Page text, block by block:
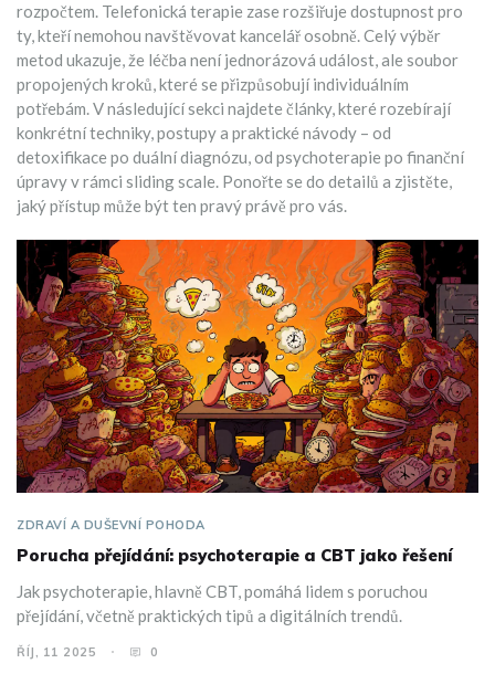
rozpočtem. Telefonická terapie zase rozšiřuje dostupnost pro
ty, kteří nemohou navštěvovat kancelář osobně. Celý výběr
metod ukazuje, že léčba není jednorázová událost, ale soubor
propojených kroků, které se přizpůsobují individuálním
potřebám. V následující sekci najdete články, které rozebírají
konkrétní techniky, postupy a praktické návody – od
detoxifikace po duální diagnózu, od psychoterapie po finanční
úpravy v rámci sliding scale. Ponořte se do detailů a zjistěte,
jaký přístup může být ten pravý právě pro vás.
ZDRAVÍ A DUŠEVNÍ POHODA
Porucha přejídání: psychoterapie a CBT jako řešení
Jak psychoterapie, hlavně CBT, pomáhá lidem s poruchou
přejídání, včetně praktických tipů a digitálních trendů.
ŘÍJ, 11 2025 0